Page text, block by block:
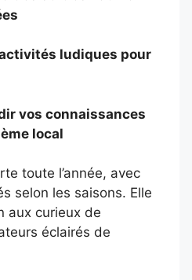
ludiques pour
vos connaissances
local
toute l’année, avec
selon les saisons. Elle
aux curieux de
éclairés de